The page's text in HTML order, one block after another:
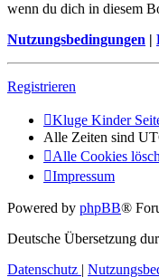
wenn du dich in diesem
Nutzungsbedingungen |
Registrieren
Kluge Kinder
Alle Zeiten sind
Alle Cookies
Impressum
Powered by phpBB®
Deutsche Übersetzung
Datenschutz |